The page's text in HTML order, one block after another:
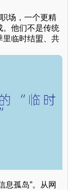
场，一个更精
他们不是传统
里临时结盟、共
息孤岛”。从网